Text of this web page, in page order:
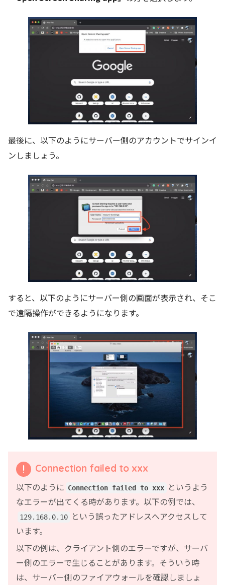
最後に、以下のようにサーバー側のアカウントでサインイ
ンしましょう。
すると、以下のようにサーバー側の画面が表示され、そこ
で遠隔操作ができるようになります。
Connection failed to xxx
以下のように Connection failed to xxx
というよう
なエラーが出てくる時があります。以下の例では、
129.168.0.10
という誤ったアドレスへアクセスして
います。
以下の例は、クライアント側のエラーですが、サーバ
ー側のエラーで生じることがあります。そういう時
は、サーバー側のファイアウォールを確認しましょ